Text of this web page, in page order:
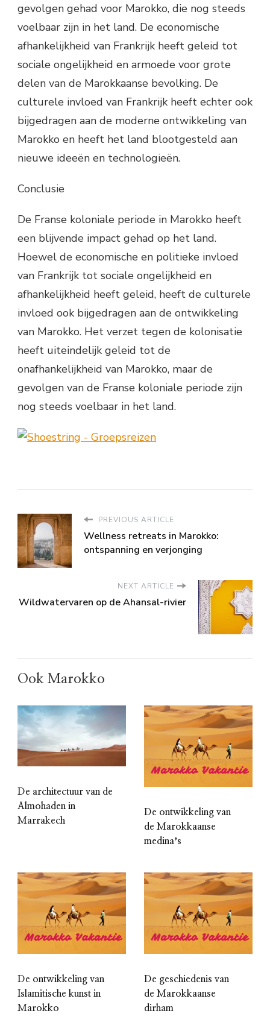
gevolgen gehad voor Marokko, die nog steeds
voelbaar zijn in het land. De economische
afhankelijkheid van Frankrijk heeft geleid tot
sociale ongelijkheid en armoede voor grote
delen van de Marokkaanse bevolking. De
culturele invloed van Frankrijk heeft echter ook
bijgedragen aan de moderne ontwikkeling van
Marokko en heeft het land blootgesteld aan
nieuwe ideeën en technologieën.
Conclusie
De Franse koloniale periode in Marokko heeft
een blijvende impact gehad op het land.
Hoewel de economische en politieke invloed
van Frankrijk tot sociale ongelijkheid en
afhankelijkheid heeft geleid, heeft de culturele
invloed ook bijgedragen aan de ontwikkeling
van Marokko. Het verzet tegen de kolonisatie
heeft uiteindelijk geleid tot de
onafhankelijkheid van Marokko, maar de
gevolgen van de Franse koloniale periode zijn
nog steeds voelbaar in het land.
PREVIOUS ARTICLE
Wellness retreats in Marokko:
ontspanning en verjonging
NEXT ARTICLE
Wildwatervaren op de Ahansal-rivier
Ook Marokko
De architectuur van de
Almohaden in
Marrakech
De ontwikkeling van
de Marokkaanse
medinaʼs
De ontwikkeling van
Islamitische kunst in
Marokko
De geschiedenis van
de Marokkaanse
dirham